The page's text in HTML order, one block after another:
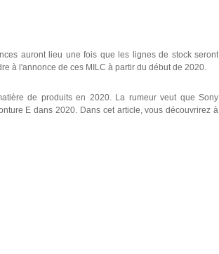
auront lieu une fois que les lignes de stock seront
à l'annonce de ces MILC à partir du début de 2020.
de produits en 2020. La rumeur veut que Sony
E dans 2020. Dans cet article, vous découvrirez à